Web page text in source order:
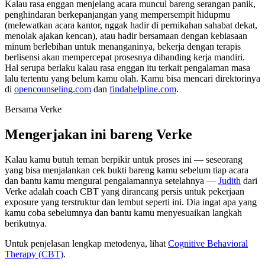
Kalau rasa enggan menjelang acara muncul bareng serangan panik,
penghindaran berkepanjangan yang mempersempit hidupmu
(melewatkan acara kantor, nggak hadir di pernikahan sahabat dekat,
menolak ajakan kencan), atau hadir bersamaan dengan kebiasaan
minum berlebihan untuk menanganinya, bekerja dengan terapis
berlisensi akan mempercepat prosesnya dibanding kerja mandiri.
Hal serupa berlaku kalau rasa enggan itu terkait pengalaman masa
lalu tertentu yang belum kamu olah. Kamu bisa mencari direktorinya
di opencounseling.com dan findahelpline.com.
Bersama Verke
Mengerjakan ini bareng Verke
Kalau kamu butuh teman berpikir untuk proses ini — seseorang
yang bisa menjalankan cek bukti bareng kamu sebelum tiap acara
dan bantu kamu mengurai pengalamannya setelahnya — Judith dari
Verke adalah coach CBT yang dirancang persis untuk pekerjaan
exposure yang terstruktur dan lembut seperti ini. Dia ingat apa yang
kamu coba sebelumnya dan bantu kamu menyesuaikan langkah
berikutnya.
Untuk penjelasan lengkap metodenya, lihat Cognitive Behavioral
Therapy (CBT).